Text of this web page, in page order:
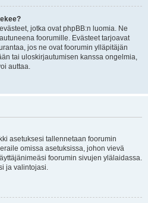
jotka ovat phpBB:n luomia. Ne
foorumille. Evästeet tarjoavat
jos ne ovat foorumin ylläpitäjän
tai uloskirjautumisen kanssa ongelmia,
auttaa.
asetuksesi tallennetaan foorumin
omissa asetuksissa, johon vievä
foorumin sivujen ylälaidassa.
ja valintojasi.